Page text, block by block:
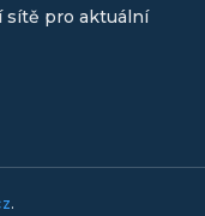
sítě pro aktuální
.